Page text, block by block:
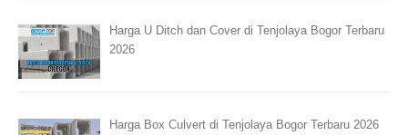
Harga U Ditch dan Cover di Tenjolaya Bogor Terbaru
2026
Harga Box Culvert di Tenjolaya Bogor Terbaru 2026